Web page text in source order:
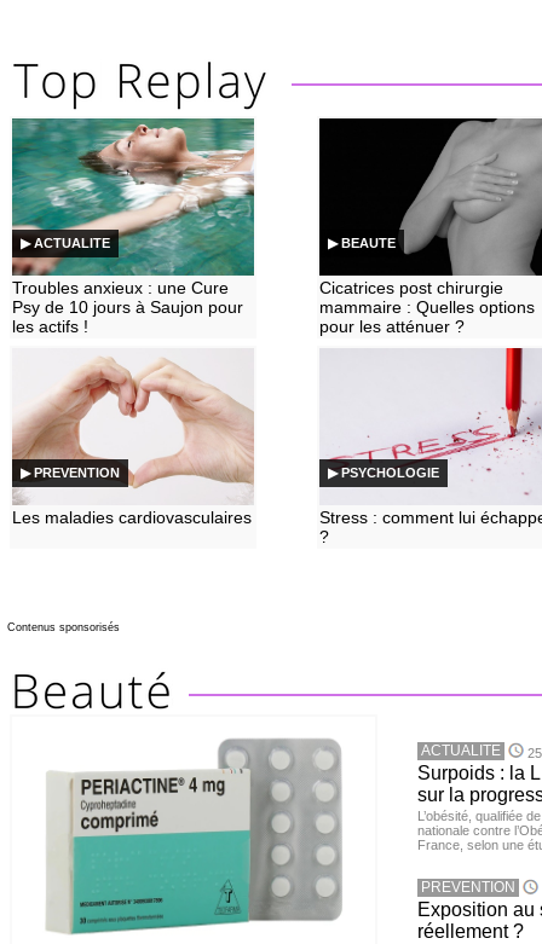
▶ ACTUALITE
Troubles anxieux : une Cure
Psy de 10 jours à Saujon pour
les actifs !
▶ BEAUTE
Cicatrices post chirurgie
mammaire : Quelles options
pour les atténuer ?
▶ PREVENTION
Les maladies cardiovasculaires
▶ PSYCHOLOGIE
Stress : comment lui
?
Contenus sponsorisés
ACTUALITE
Surpoids : la
sur la
L’obésité, qualifiée
nationale contre
France, selon une
PREVENTION
Exposition au
réellement ?